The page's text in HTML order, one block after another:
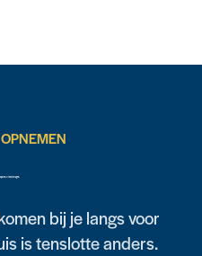
bij je langs voor
is tenslotte anders.